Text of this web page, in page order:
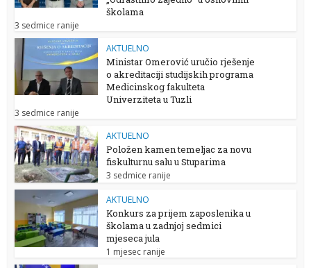
školama
3 sedmice ranije
AKTUELNO
Ministar Omerović uručio rješenje
o akreditaciji studijskih programa
Medicinskog fakulteta
Univerziteta u Tuzli
3 sedmice ranije
AKTUELNO
Položen kamen temeljac za novu
fiskulturnu salu u Stuparima
3 sedmice ranije
AKTUELNO
Konkurs za prijem zaposlenika u
školama u zadnjoj sedmici
mjeseca jula
1 mjesec ranije